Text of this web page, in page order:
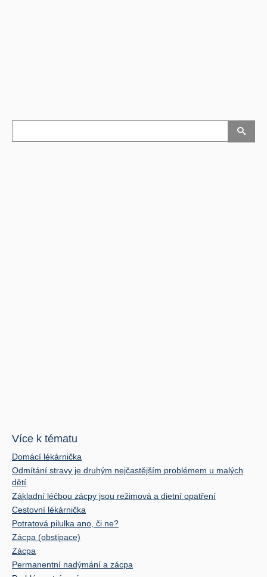
Více k tématu
Domácí lékárnička
Odmítání stravy je druhým nejčastějším problémem u malých
dětí
Základní léčbou zácpy jsou režimová a dietní opatření
Cestovní lékárnička
Potratová pilulka ano, či ne?
Zácpa (obstipace)
Zácpa
Permanentní nadýmání a zácpa